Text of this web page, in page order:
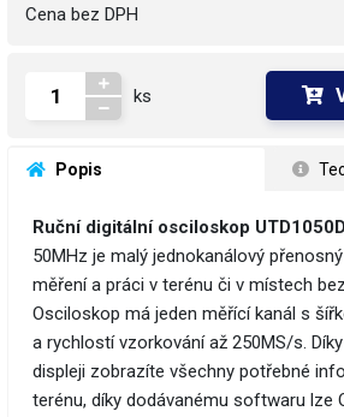
Cena bez DPH
ks
Popis
Ruční digitální osciloskop
50MHz je malý jednokanálový
měření a práci v terénu či v místech
Osciloskop má jeden měřící kanál s
a rychlostí vzorkování až ​250MS/s.
displeji zobrazíte všechny potřebné
terénu, díky dodávanému softwaru lze